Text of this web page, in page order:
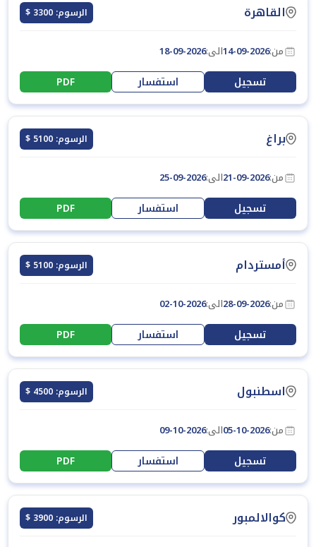
القاهرة الرسوم: 3300 $
من:14-09-2026الى:18-09-2026
تسجيل استفسار PDF
براغ الرسوم: 5100 $
من:21-09-2026الى:25-09-2026
تسجيل استفسار PDF
أمستردام الرسوم: 5100 $
من:28-09-2026الى:02-10-2026
تسجيل استفسار PDF
اسطنبول الرسوم: 4500 $
من:05-10-2026الى:09-10-2026
تسجيل استفسار PDF
كوالالمبور الرسوم: 3900 $